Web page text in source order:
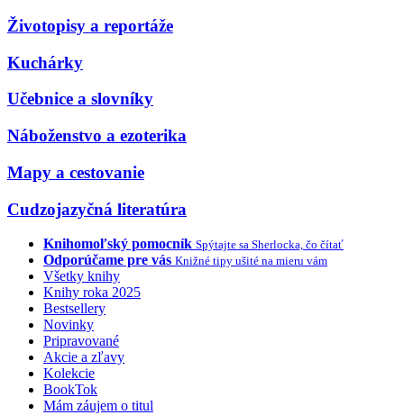
Životopisy a reportáže
Kuchárky
Učebnice a slovníky
Náboženstvo a ezoterika
Mapy a cestovanie
Cudzojazyčná literatúra
Knihomoľský pomocník Spýtajte sa Sherlocka, čo čítať
Odporúčame pre vás Knižné tipy ušité na mieru vám
Všetky knihy
Knihy roka 2025
Bestsellery
Novinky
Pripravované
Akcie a zľavy
Kolekcie
BookTok
Mám záujem o titul